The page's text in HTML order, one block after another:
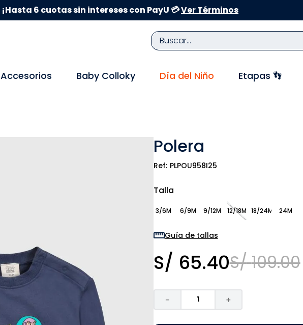
¡Hasta 6 cuotas sin intereses con PayU 💳Ver Términos
Buscar...
Accesorios Baby Colloky Día del Niño Etapas 👣
Polera
PLPOU958I25
Talla
3/6M 6/9M 9/12M 12/18M 18/24M 24M
Guía de tallas
S/ 65.40S/ 109.00
＋
－
TÉRMINOS MÁS BUSCADOS
10